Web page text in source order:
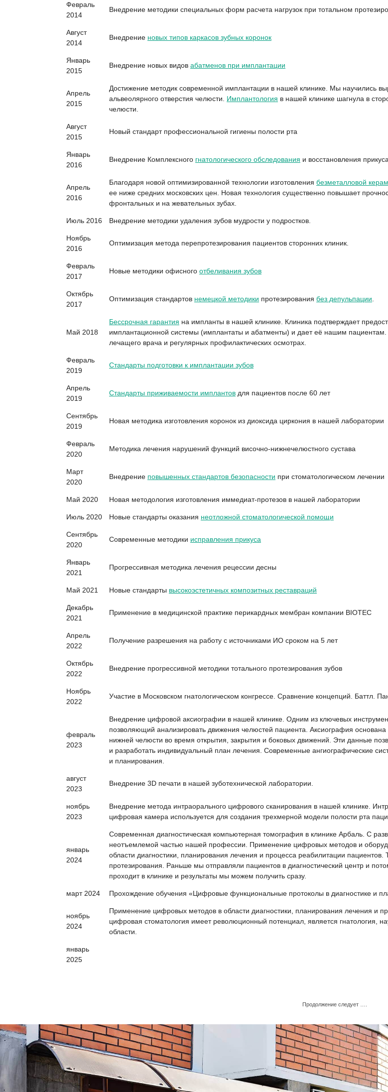
Февраль
2014
Внедрение методики специальных форм расчета нагрузок при тотальном
Август
2014
Внедрение новых типов каркасов зубных коронок
Январь
2015
Внедрение новых видов абатменов при имплантации
Апрель
2015
Достижение методик современной имплантации в нашей клинике. Мы научились
альвеолярного отверстия челюсти. Имплантология в нашей клинике шагнула в
челюсти.
Август
2015
Новый стандарт профессиональной гигиены полости рта
Январь
2016
Внедрение Комплексного гнатологического обследования и восстановления прикуса
Апрель
2016
Благодаря новой оптимизированной технологии изготовления безметалловой
ее ниже средних московских цен. Новая технология существенно повышает
фронтальных и на жевательных зубах.
Июль 2016 Внедрение методики удаления зубов мудрости у подростков.
Ноябрь
2016
Оптимизация метода перепротезирования пациентов сторонних клиник.
Февраль
2017
Новые методики офисного отбеливания зубов
Октябрь
2017
Оптимизация стандартов немецкой методики протезирования без депульпации
Май 2018
Бессрочная гарантия на импланты в нашей клинике. Клиника подтверждает
имплантационной системы (имплантаты и абатменты) и дает её нашим пациентам.
лечащего врача и регулярных профилактических осмотрах.
Февраль
2019
Стандарты подготовки к имплантации зубов
Апрель
2019
Стандарты приживаемости имплантов для пациентов после 60 лет
Сентябрь
2019
Новая методика изготовления коронок из диоксида циркония в нашей лаборатории
Февраль
2020
Методика лечения нарушений функций височно-нижнечелюстного сустава
Март
2020
Внедрение повышенных стандартов безопасности при стоматологическом лечении
Май 2020 Новая методология изготовления иммедиат-протезов в нашей лаборатории
Июль 2020 Новые стандарты оказания неотложной стоматологической помощи
Сентябрь
2020
Современные методики исправления прикуса
Январь
2021
Прогрессивная методика лечения рецессии десны
Май 2021 Новые стандарты высокоэстетичных композитных реставраций
Декабрь
2021
Применение в медицинской практике перикардных мембран компании BIOTEC
Апрель
2022
Получение разрешения на работу с источниками ИО сроком на 5 лет
Октябрь
2022
Внедрение прогрессивной методики тотального протезирования зубов
Ноябрь
2022
Участие в Московском гнатологическом конгрессе. Сравнение концепций. Баттл.
февраль
2023
Внедрение цифровой аксиографии в нашей клинике. Одним из ключевых
позволяющий анализировать движения челюстей пациента. Аксиография
нижней челюсти во время открытия, закрытия и боковых движений. Эти данные
и разработать индивидуальный план лечения. Современные ангиографические
и планирования.
август
2023
Внедрение 3D печати в нашей зуботехнической лаборатории.
ноябрь
2023
Внедрение метода интраорального цифрового сканирования в нашей клинике.
цифровая камера используется для создания трехмерной модели полости рта
январь
2024
Cовременная диагностическая компьютерная томография в клинике Арбаль. С
неотъемлемой частью нашей профессии. Применение цифровых методов и
области диагностики, планирования лечения и процесса реабилитации
протезирования. Раньше мы отправляли пациентов в диагностический центр и
проходит в клинике и результаты мы можем получить сразу.
март 2024 Прохождение обучения «Цифровые функциональные протоколы в диагностике и
ноябрь
2024
Применение цифровых методов в области диагностики, планирования лечения и
цифровая стоматология имеет революционный потенциал, является гнатология,
области.
январь
2025
Продолжение следует ….